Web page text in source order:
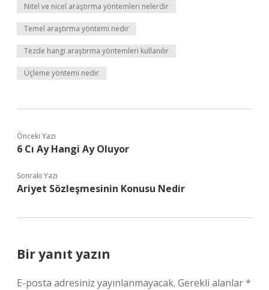
Nitel ve nicel araştırma yöntemleri nelerdir
Temel araştırma yöntemi nedir
Tezde hangi araştırma yöntemleri kullanılır
Üçleme yöntemi nedir
Önceki Yazı
6 Cı Ay Hangi Ay Oluyor
Sonraki Yazı
Ariyet Sözleşmesinin Konusu Nedir
Bir yanıt yazın
E-posta adresiniz yayınlanmayacak. Gerekli alanlar*